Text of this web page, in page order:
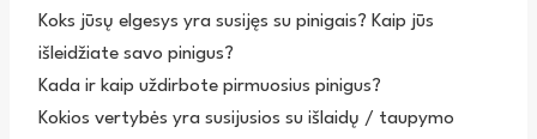
Koks jūsų elgesys yra susijęs su pinigais? Kaip jūs
išleidžiate savo pinigus?
Kada ir kaip uždirbote pirmuosius pinigus?
Kokios vertybės yra susijusios su išlaidų / taupymo